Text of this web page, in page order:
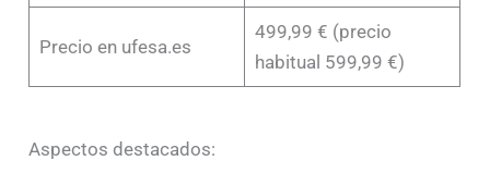
Precio en ufesa.es
499,99 € (precio
habitual 599,99 €)
Aspectos destacados: